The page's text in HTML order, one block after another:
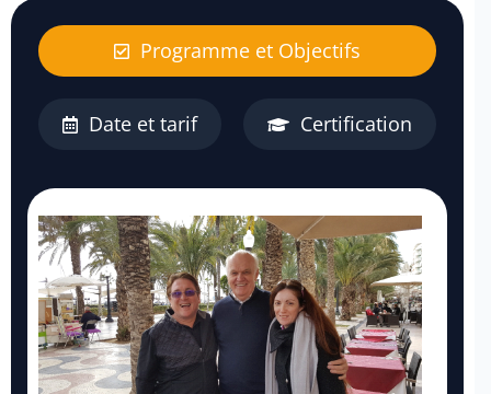
Programme et Objectifs
Date et tarif Certification